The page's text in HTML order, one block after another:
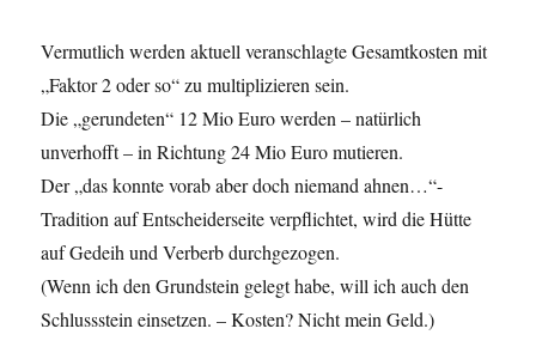
Vermutlich werden aktuell veranschlagte Gesamtkosten mit
„Faktor 2 oder so“ zu multiplizieren sein.
Die „gerundeten“ 12 Mio Euro werden – natürlich
unverhofft – in Richtung 24 Mio Euro mutieren.
Der „das konnte vorab aber doch niemand ahnen…“-
Tradition auf Entscheiderseite verpflichtet, wird die Hütte
auf Gedeih und Verberb durchgezogen.
(Wenn ich den Grundstein gelegt habe, will ich auch den
Schlussstein einsetzen. – Kosten? Nicht mein Geld.)